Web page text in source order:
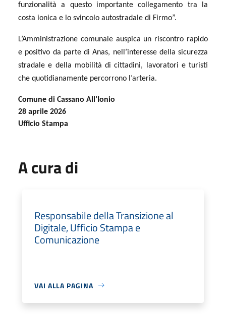
funzionalità a questo importante collegamento tra la
costa ionica e lo svincolo autostradale di Firmo”.
L’Amministrazione comunale auspica un riscontro rapido
e positivo da parte di Anas, nell’interesse della sicurezza
stradale e della mobilità di cittadini, lavoratori e turisti
che quotidianamente percorrono l’arteria.
Comune di Cassano All’Ionio
28 aprile 2026
Ufficio Stampa
A cura di
Responsabile della Transizione al
Digitale, Ufficio Stampa e
Comunicazione
VAI ALLA PAGINA